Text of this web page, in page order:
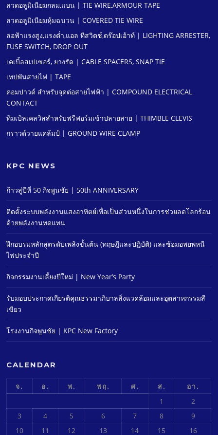
ลวดอลูมิเนียมกลม,แบน | TIE WIRE,ARMOUR TAPE
ลวดอลูมิเนียมหุ้มฉนวน | COVERED TIE WIRE
ล่อฟ้าแรงสูง,แรงตํ่า,แอล ทีสวิตช์,ดร๊อปเอ้าท์ | LIGHTING ARRESTER,
FUSE SWITCH, DROP OUT
เคเบิ้ลสเปเซอร์, ยางรัด | CABLE SPACERS, SNAP TIE
เทปพันสายไฟ | TAPE
คอมปาวด์ สําหรับจุดต่อสายไฟฟ้า | COMPOUND ELECTRICAL
CONTACT
ทิมเบิลเคลวิสสําหรับฟรีฟอร์มเข้าปลายสาย | THIMBLE CLEVIS
กราวด์วายแคล้มป์ | GROUND WIRE CLAMP
KPC NEWS
ก้าวสู่ปีที่ 50 กิจพูนชัย | 50th ANNIVERSARY
ติดตั้งระบบพลังงานแสงอาทิตย์เพื่อเป็นส่วนหนึ่งในการช่วยลดโลกร้อน
ด้วยพลังงานทดแทน
ฝึกอบรมหลักสูตรดับเพลิงขั้นต้น (ทฤษฎีและปฎิบัติ) และซ้อมอพยพหนี
ไฟประจําปี
กิจกรรมงานเลี้ยงปีใหม่ | New Year’s Party
รับมอบประกาศเกียรติคุณธรรมาภิบาลสิ่งแวดล้อมและอุตสาหกรรมสี
เขียว
โรงงานกิจพูนชัย | KPC New Factory
CALENDAR
จ. อ. พ. พฤ. ศ. ส.
อา.
1
2
3
4 5 6 7 8
9
10
11 12 13 14 15 16